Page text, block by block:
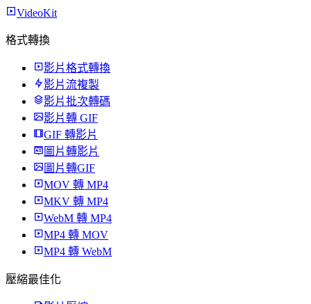
VideoKit
格式轉換
影片格式轉換
影片流複製
影片批次轉碼
影片轉 GIF
GIF 轉影片
圖片轉影片
圖片轉GIF
MOV 轉 MP4
MKV 轉 MP4
WebM 轉 MP4
MP4 轉 MOV
MP4 轉 WebM
壓縮最佳化